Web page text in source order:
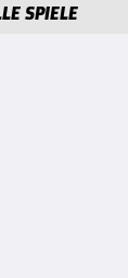
SPIELE